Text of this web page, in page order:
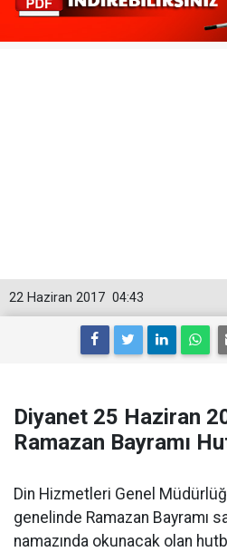
04:43
22 Haziran 2017
Diyanet 25 Haziran
Ramazan Bayramı
Din Hizmetleri Genel
genelinde Ramazan Bayramı
namazında okunacak olan